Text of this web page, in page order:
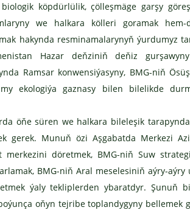
köpdürlülik, çölleşmäge garşy
we halkara kölleri goramak hem-
hakynda resminamalarynyň ýurdumyz
Hazar deňziniň deňiz
Ramsar konwensiýasyny, BMG-niň
ekologiýa gaznasy bilen bilelikde
öňe süren we halkara bileleşik
gerek. Munuň özi Aşgabatda Merkezi
merkezini döretmek, BMG-niň Suw
BMG-niň Aral meselesiniň aýry-
ýaly tekliplerden ybaratdyr. Şunuň
oňyn tejribe toplandygyny bellemek